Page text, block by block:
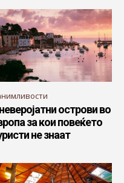
острови во
за кои повеќето
не знаат